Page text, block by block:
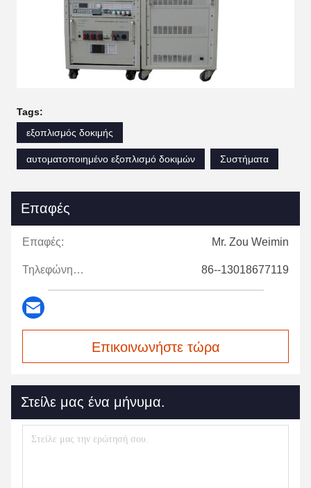
Tags:
εξοπλισμός δοκιμής
αυτοματοποιημένο εξοπλισμό δοκιμών Συστήματα
Επαφές
Επαφές: Mr. Zou Weimin
Τηλεφώνημα: 86--13018677119
Επικοινωνήστε τώρα
Στείλε μας ένα μήνυμα.